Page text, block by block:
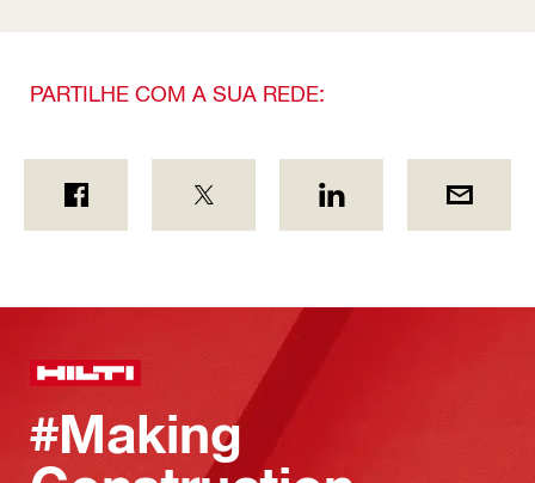
PARTILHE COM A SUA REDE:
#Making